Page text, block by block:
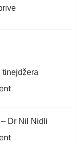
tinejdžera
Dr Nil Nidli